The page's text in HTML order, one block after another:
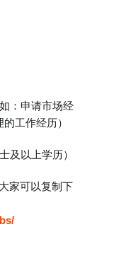
：申请市场经
工作经历）
及以上学历）
家可以复制下